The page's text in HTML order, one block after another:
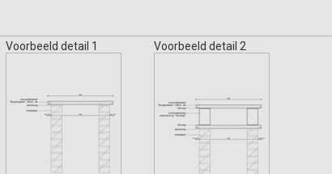
Voorbeeld detail 1 Voorbeeld detail 2